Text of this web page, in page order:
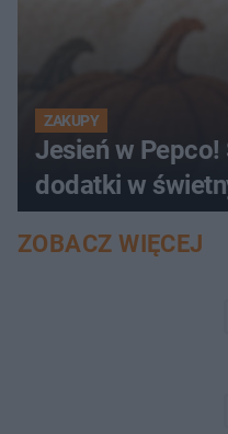
ZAKUPY
Jesień w
dodatki w
ZOBACZ WIĘCEJ